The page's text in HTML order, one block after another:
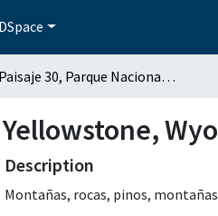
Paisaje 30, Parque Nacional Yellowstone, Wyoming, Estados Unidos
Description
Montañas, rocas, pinos,